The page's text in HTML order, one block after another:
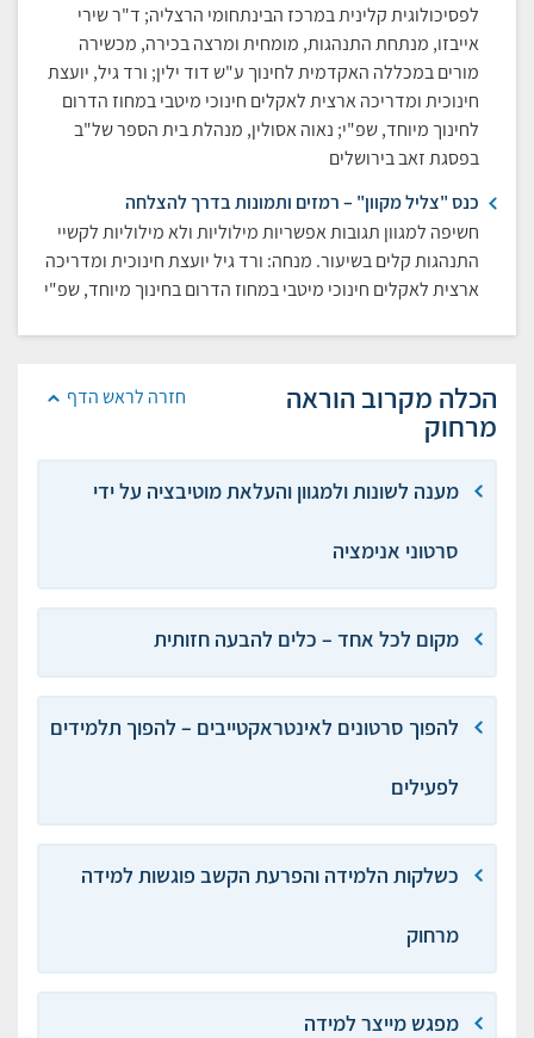
לפסיכולוגית קלינית במרכז הבינתחומי הרצליה; ד"ר שירי
אייבזו, מנתחת התנהגות, מומחית ומרצה בכירה, מכשירה
מורים במכללה האקדמית לחינוך ע"ש דוד ילין; ורד גיל, יועצת
חינוכית ומדריכה ארצית לאקלים חינוכי מיטבי במחוז הדרום
לחינוך מיוחד, שפ"י; נאוה אסולין, מנהלת בית הספר של"ב
בפסגת זאב בירושלים
כנס "צליל מקוון" – רמזים ותמונות בדרך להצלחה
חשיפה למגוון תגובות אפשריות מילוליות ולא מילוליות לקשיי
התנהגות קלים בשיעור. מנחה: ורד גיל יועצת חינוכית ומדריכה
ארצית לאקלים חינוכי מיטבי במחוז הדרום בחינוך מיוחד, שפ"י
חזרה לראש הדף הכלה מקרוב הוראה
מרחוק
מענה לשונות ולמגוון והעלאת מוטיבציה על ידי
סרטוני אנימציה
מקום לכל אחד – כלים להבעה חזותית
להפוך סרטונים לאינטראקטייבים – להפוך תלמידים
לפעילים
כשלקות הלמידה והפרעת הקשב פוגשות למידה
מרחוק
מפגש מייצר למידה